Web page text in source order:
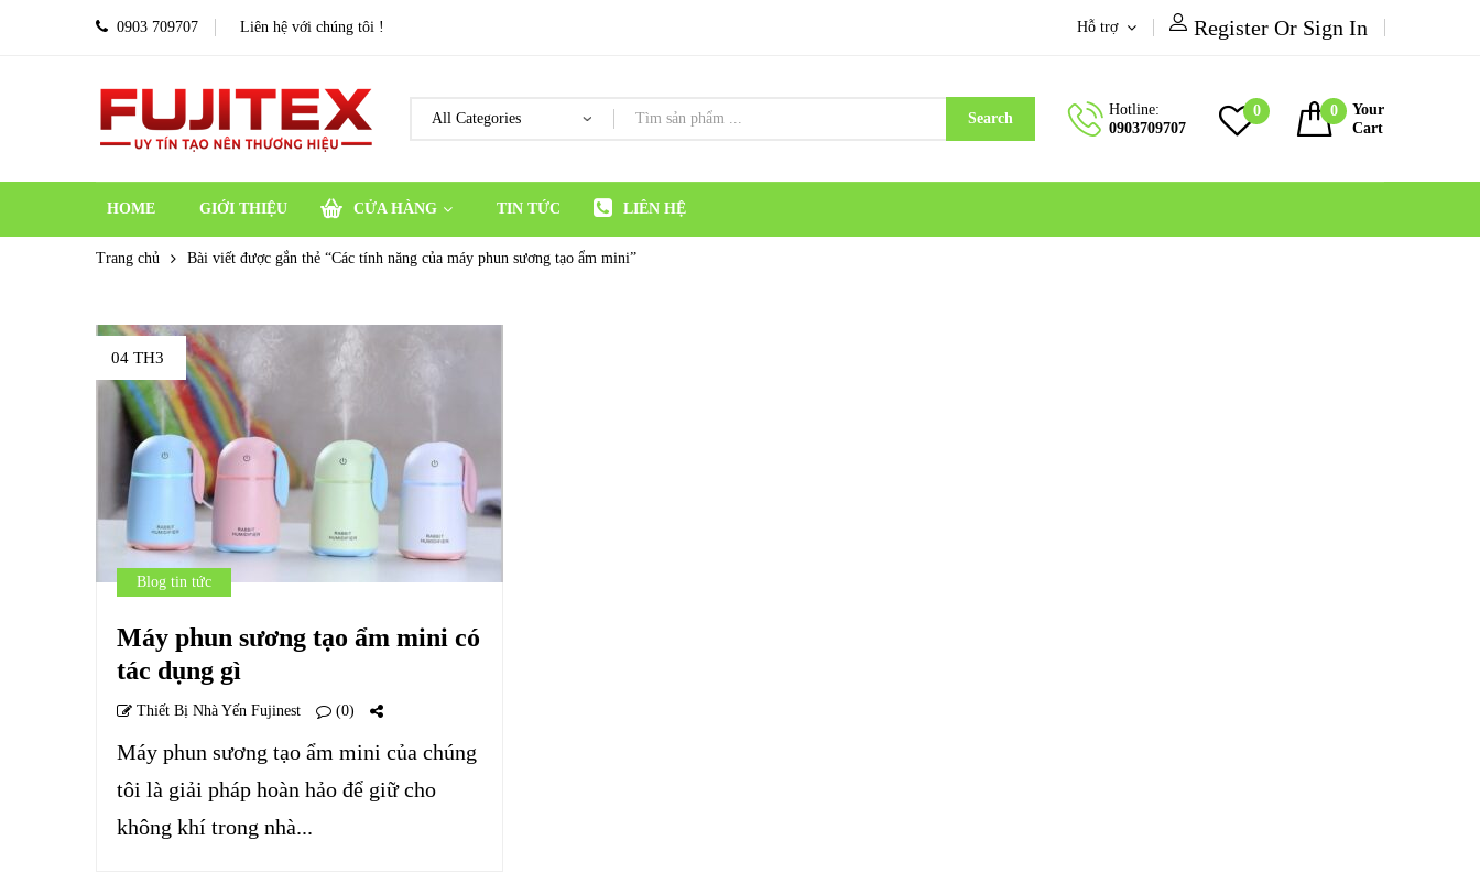
0903 709707 Liên hệ với chúng tôi ! Hỗ trợ Register Or Sign In
Search
Hotline:
0903709707
0 0
Your
Cart
HOME GIỚI THIỆU CỬA HÀNG TIN TỨC LIÊN HỆ
Trang chủ Bài viết được gắn thẻ “Các tính năng của máy phun sương tạo ẩm mini”
04 TH3
Blog tin tức
Máy phun sương tạo ẩm mini có
tác dụng gì
Thiết Bị Nhà Yến Fujinest (0)
Máy phun sương tạo ẩm mini của chúng
tôi là giải pháp hoàn hảo để giữ cho
không khí trong nhà...